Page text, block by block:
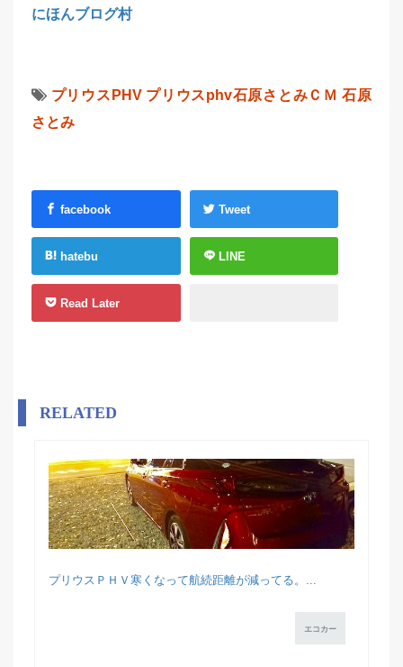
にほんブログ村
プリウスPHV プリウスphv石原さとみＣＭ 石原
さとみ
facebook Tweet
hatebu LINE
Read Later
RELATED
プリウスＰＨＶ寒くなって航続距離が減ってる。...
エコカー